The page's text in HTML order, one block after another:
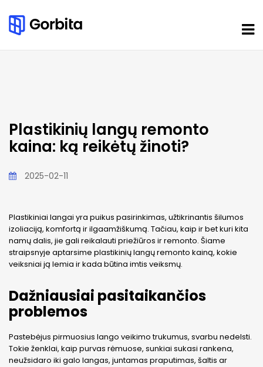
Plastikinių langų remonto
kaina: ką reikėtų žinoti?
2025-02-11
Plastikiniai langai yra puikus pasirinkimas, užtikrinantis šilumos
izoliaciją, komfortą ir ilgaamžiškumą. Tačiau, kaip ir bet kuri kita
namų dalis, jie gali reikalauti priežiūros ir remonto. Šiame
straipsnyje aptarsime plastikinių langų remonto kainą, kokie
veiksniai ją lemia ir kada būtina imtis veiksmų.
Dažniausiai pasitaikančios
problemos
Pastebėjus pirmuosius lango veikimo trukumus, svarbu nedelsti.
Tokie ženklai, kaip purvas rėmuose, sunkiai sukasi rankena,
neužsidaro iki galo langas, juntamas praputimas, šaltis ar